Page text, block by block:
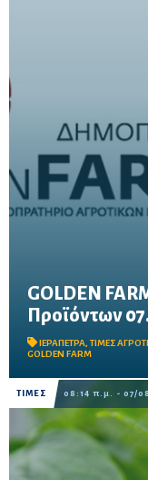
GOLDEN
Προϊόντων
ΙΕΡΑΠΕΤΡΑ,ΤΙΜΕΣ
GOLDEN FARM
ΤΙΜΕΣ 08:14 π.μ. - 07/